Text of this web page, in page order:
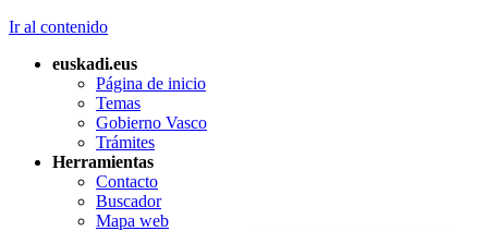
Ir al contenido
euskadi.eus
Página de inicio
Temas
Gobierno Vasco
Trámites
Herramientas
Contacto
Buscador
Mapa web